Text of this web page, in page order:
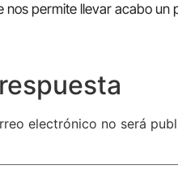
nos permite llevar acabo
electrónico no será